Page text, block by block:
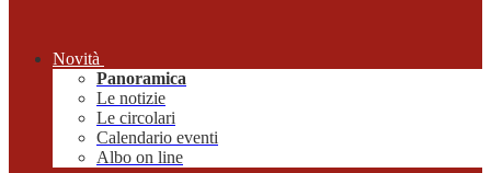
Novità
Panoramica
Le notizie
Le circolari
Calendario eventi
Albo on line